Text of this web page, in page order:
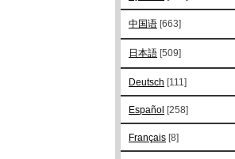
中国语 [663]
日本語 [509]
Deutsch [111]
Español [258]
Français [8]